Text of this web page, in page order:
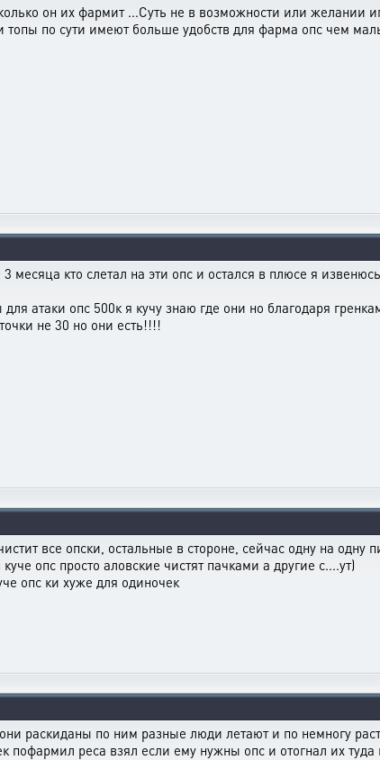
он их фармит ...Суть не в возможности или
топы по сути имеют больше удобств для фарма опс чем
месяца кто слетал на эти опс и остался в плюсе я
для атаки опс 500к я кучу знаю где они но благодаря
не 30 но они есть!!!!
все опски, остальные в стороне, сейчас одну на
и радуюсь)) а в куче опс просто
одиночек
раскиданы по ним разные люди летают и по немногу
пофармил реса взял если ему нужны опс и отогнал их